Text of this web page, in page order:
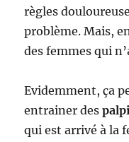
règles
problème. Mais,
des femmes qui
Evidemment, ça
entrainer des
qui est arrivé à la